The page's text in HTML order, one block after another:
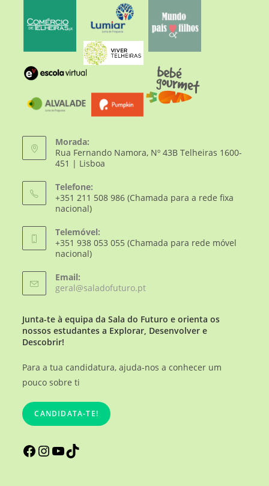
Morada:
Rua Fernando Namora, Nº 43B Telheiras 1600-
451 | Lisboa
Telefone:
+351 211 508 986 (Chamada para a rede fixa
nacional)
Telemóvel:
+351 938 053 055 (Chamada para rede móvel
nacional)
Email:
geral@saladofuturo.pt
Junta-te à equipa da Sala do Futuro e orienta os
nossos estudantes a Explorar, Desenvolver e
Descobrir!
Para a tua candidatura, ajuda-nos a conhecer um
pouco sobre ti
CANDIDATA-TE!